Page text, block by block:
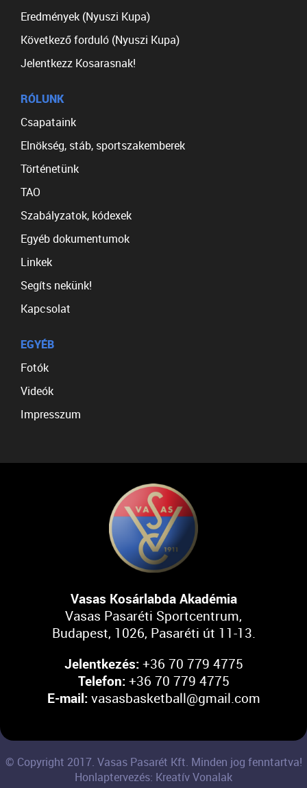
Eredmények (Nyuszi Kupa)
Következő forduló (Nyuszi Kupa)
Jelentkezz Kosarasnak!
RÓLUNK
Csapataink
Elnökség, stáb, sportszakemberek
Történetünk
TAO
Szabályzatok, kódexek
Egyéb dokumentumok
Linkek
Segíts nekünk!
Kapcsolat
EGYÉB
Fotók
Videók
Impresszum
Vasas Kosárlabda Akadémia
Vasas Pasaréti Sportcentrum,
Budapest, 1026, Pasaréti út 11-13.
Jelentkezés: +36 70 779 4775
Telefon: +36 70 779 4775
E-mail: vasasbasketball@gmail.com
© Copyright 2017. Vasas Pasarét Kft. Minden jog fenntartva!
Honlaptervezés: Kreatív Vonalak